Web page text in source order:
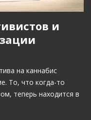
и
на каннабис
То, что когда-то
теперь находится в